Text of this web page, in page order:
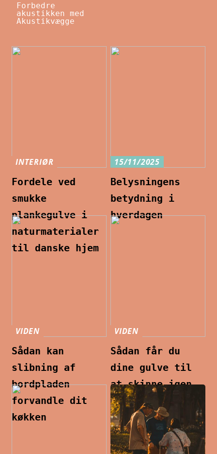
Forbedre
akustikken med
Akustikvægge
INTERIØR
Fordele ved
smukke
plankegulve i
naturmaterialer
til danske hjem
15/11/2025
Belysningens
betydning i
hverdagen
VIDEN
Sådan kan
slibning af
bordpladen
forvandle dit
køkken
VIDEN
Sådan får du
dine gulve til
at skinne igen